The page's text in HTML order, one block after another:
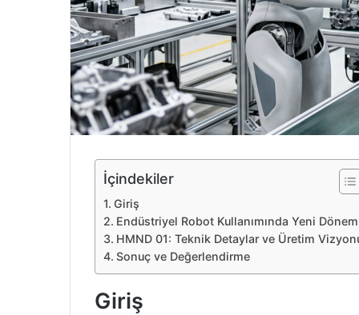
e
k
İçindekiler
Giriş
Endüstriyel Robot Kullanımında Yeni Dönem
HMND 01: Teknik Detaylar ve Üretim
Sonuç ve Değerlendirme
Giriş